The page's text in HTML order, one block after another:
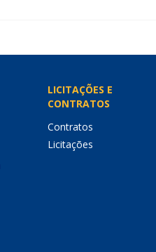
LICITAÇÕES E
CONTRATOS
Contratos
Licitações